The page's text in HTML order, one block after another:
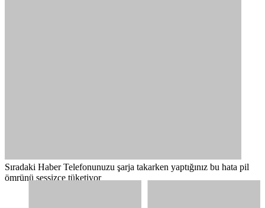
Sıradaki Haber Telefonunuzu şarja takarken yaptığınız bu hata pil
ömrünü sessizce tüketiyor